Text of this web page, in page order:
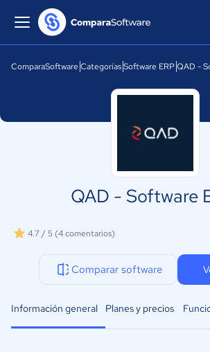
ComparaSoftware CategoríasSoftware ERPQAD -
QAD - Software
4.7 / 5 (4 comentarios)
Comparar software
Información general Planes y precios